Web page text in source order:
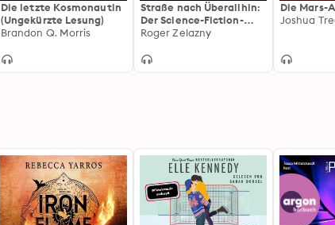
Die letzte Kosmonautin
(Ungekürzte Lesung)
Brandon Q. Morris
Straße nach Überallhin:
Der Science-Fiction-
Klassiker in neuer
Roger Zelazny
Die Mars-
Joshua